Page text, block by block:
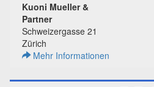
Kuoni Mueller &
Partner
Schweizergasse 21
Zürich
Mehr Informationen